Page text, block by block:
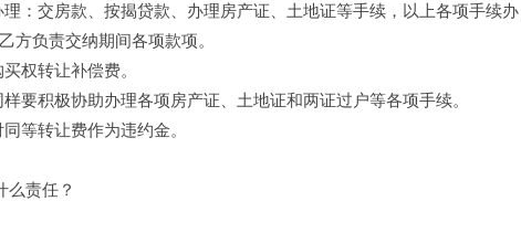
理：交房款、按揭贷款、办理房产证、土地证等手续，以上各项手续办
方负责交纳期间各项款项。
买权转让补偿费。
样要积极协助办理各项房产证、土地证和两证过户等各项手续。
同等转让费作为违约金。
责任？